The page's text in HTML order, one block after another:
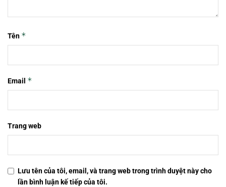
Tên *
Email *
Trang web
Lưu tên của tôi, email, và trang web trong trình duyệt này cho
lần bình luận kế tiếp của tôi.